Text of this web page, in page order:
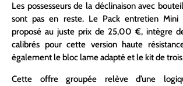
Les possesseurs de la déclinaison avec
sont pas en reste. Le Pack entretien Mini
proposé au juste prix de 25,00 €, intègre
calibrés pour cette version haute
également le bloc lame adapté et le kit de
Cette offre groupée relève d’une